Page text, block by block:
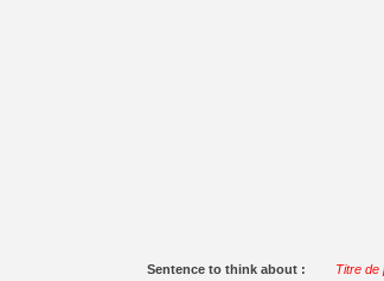
Sentence to think about : Titre de